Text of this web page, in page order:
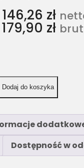
146,26 zł
179,90 zł
Dodaj do koszyka
Dostępność w